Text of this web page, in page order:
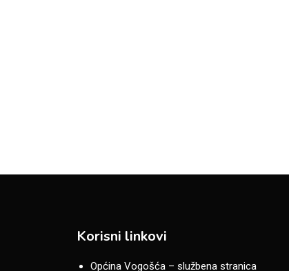
Korisni linkovi
Općina Vogošća – službena stranica